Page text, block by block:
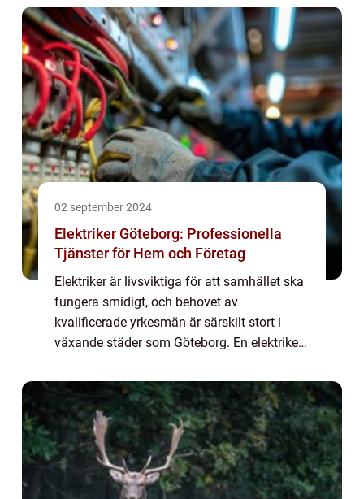
inredningstrender ofta har en tidl&...
02 september 2024
Elektriker Göteborg: Professionella
Tjänster för Hem och Företag
Elektriker är livsviktiga för att samhället ska
fungera smidigt, och behovet av
kvalificerade yrkesmän är särskilt stort i
växande städer som Göteborg. En elektriker i